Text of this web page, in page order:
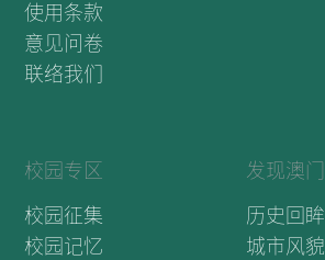
使用条款
意见问卷
联络我们
校园专区
校园征集
校园记忆
发现澳门
历史回眸
城市风貌